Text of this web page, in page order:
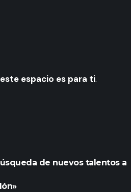
este espacio es para ti.
de nuevos talentos a